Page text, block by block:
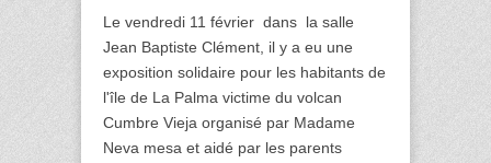
Le vendredi 11 février  dans  la salle
Jean Baptiste Clément, il y a eu une
exposition solidaire pour les habitants de
l'île de La Palma victime du volcan
Cumbre Vieja organisé par Madame
Neva mesa et aidé par les parents